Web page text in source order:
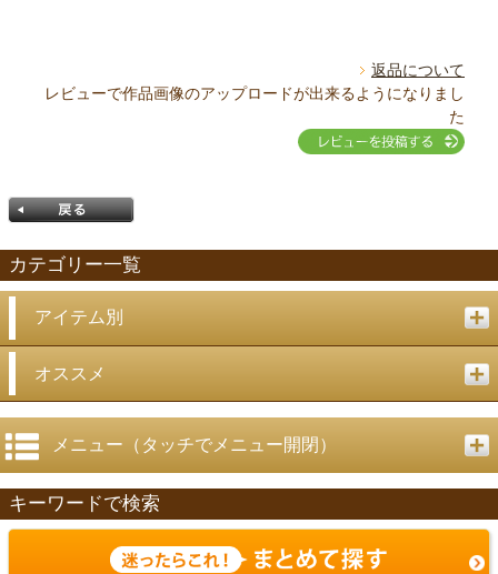
返品について
レビューで作品画像のアップロードが出来るようになりまし
た
カテゴリー一覧
アイテム別
オススメ
メニュー（タッチでメニュー開閉）
キーワードで検索